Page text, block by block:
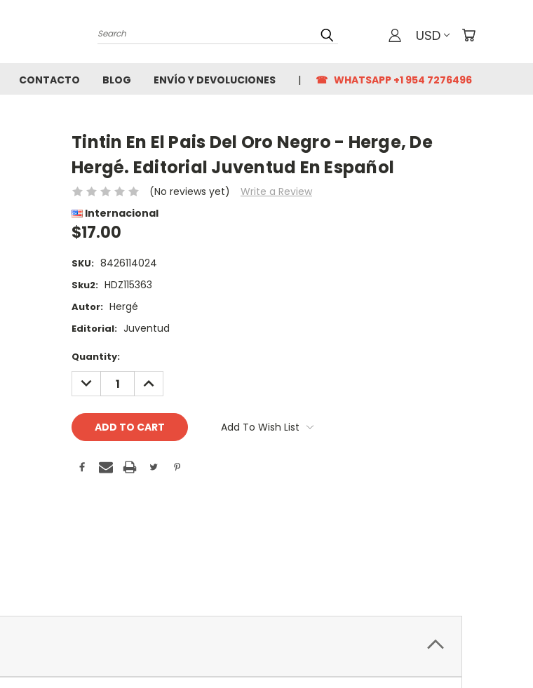
Search USD
CONTACTO BLOG ENVÍO Y DEVOLUCIONES ☎ WHATSAPP +1 954 7276496
Tintin En El Pais Del Oro Negro - Herge, De
Hergé. Editorial Juventud En Español
(No reviews yet)
Write a Review
Internacional
$17.00
SKU: 8426114024
Sku2: HDZ115363
Autor: Hergé
Editorial: Juventud
Current
Stock:
Quantity:
DECREASE
QUANTITY:
INCREASE
QUANTITY:
Add To Wish List